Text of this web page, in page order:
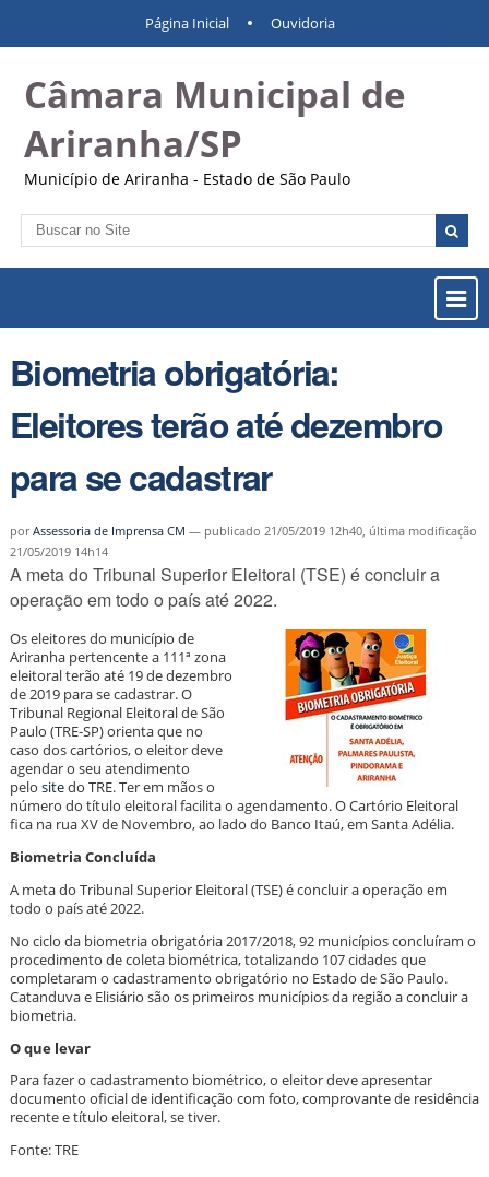
Página Inicial Ouvidoria
Câmara Municipal de
Ariranha/SP
Município de Ariranha - Estado de São Paulo
Busca
ou
Biometria obrigatória:
Eleitores terão até dezembro
para se cadastrar
porAssessoria de Imprensa CM — publicado 21/05/2019 12h40, última modificação
21/05/2019 14h14
A meta do Tribunal Superior Eleitoral (TSE) é concluir a
operação em todo o país até 2022.
Os eleitores do município de
Ariranha pertencente a 111ª zona
eleitoral terão até 19 de dezembro
de 2019 para se cadastrar. O
Tribunal Regional Eleitoral de São
Paulo (TRE-SP) orienta que no
caso dos cartórios, o eleitor deve
agendar o seu atendimento
pelo sitedo TRE. Ter em mãos o
número do título eleitoral facilita o agendamento. O Cartório Eleitoral
fica na rua XV de Novembro, ao lado do Banco Itaú, em Santa Adélia.
Biometria Concluída
A meta do Tribunal Superior Eleitoral (TSE) é concluir a operação em
todo o país até 2022.
No ciclo da biometria obrigatória 2017/2018, 92 municípios concluíram o
procedimento de coleta biométrica, totalizando 107 cidades que
completaram o cadastramento obrigatório no Estado de São Paulo.
Catanduva e Elisiário são os primeiros municípios da região a concluir a
biometria.
O que levar
Para fazer o cadastramento biométrico, o eleitor deve apresentar
documento oficial de identificação com foto, comprovante de residência
recente e título eleitoral, se tiver.
Fonte: TRE